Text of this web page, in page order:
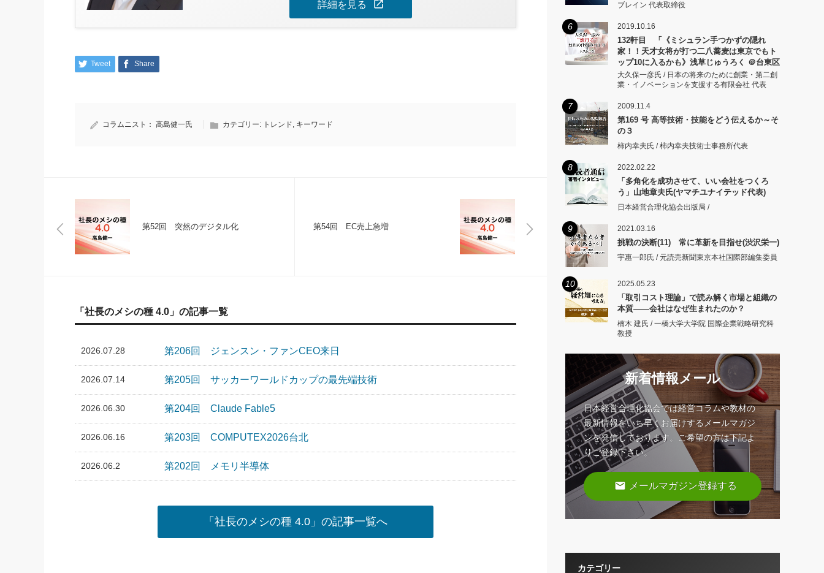
詳細を見る open_in_new
Tweet Share
コラムニスト： 高島健一氏 カテゴリー: トレンド キーワード
第52回 突然のデジタル化 第54回 EC売上急増
「社長のメシの種 4.0」の記事一覧
2026.07.28 第206回 ジェンスン・ファンCEO来日
2026.07.14 第205回 サッカーワールドカップの最先端技術
2026.06.30 第204回 Claude Fable5
2026.06.16 第203回 COMPUTEX2026台北
2026.06.2 第202回 メモリ半導体
「社長のメシの種 4.0」の記事一覧へ
ブレイン 代表取締役
6 2019.10.16
132軒目 「《ミシュラン手つかずの隠れ
家！！天才女将が打つ二八蕎麦は東京でもト
ップ10に入るかも》浅草じゅうろく ＠台東区
浅草」
大久保一彦氏 / 日本の将来のために創業・第二創
業・イノベーションを支援する有限会社 代表
7 2009.11.4
第169 号 高等技術・技能をどう伝えるか～そ
の３
柿内幸夫氏 / 柿内幸夫技術士事務所代表
8 2022.02.22
「多角化を成功させて、いい会社をつくろ
う」山地章夫氏(ヤマチユナイテッド代表)
日本経営合理化協会出版局 /
9 2021.03.16
挑戦の決断(11) 常に革新を目指せ(渋沢栄一)
宇惠一郎氏 / 元読売新聞東京本社国際部編集委員
10 2025.05.23
「取引コスト理論」で読み解く市場と組織の
本質――会社はなぜ生まれたのか？
楠木 建氏 / 一橋大学大学院 国際企業戦略研究科
教授
新着情報メール
日本経営合理化協会では経営コラムや教材の
最新情報をいち早くお届けするメールマガジ
ンを発信しております。ご希望の方は下記よ
りご登録下さい。
email メールマガジン登録する
カテゴリー